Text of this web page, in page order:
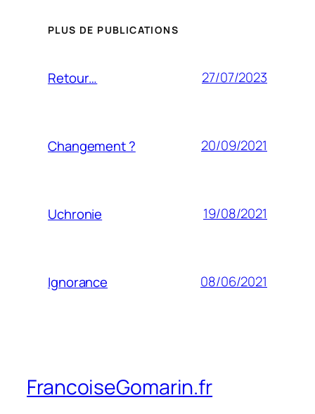
PLUS DE PUBLICATIONS
Retour… 27/07/2023
Changement ? 20/09/2021
Uchronie 19/08/2021
Ignorance 08/06/2021
FrancoiseGomarin.fr